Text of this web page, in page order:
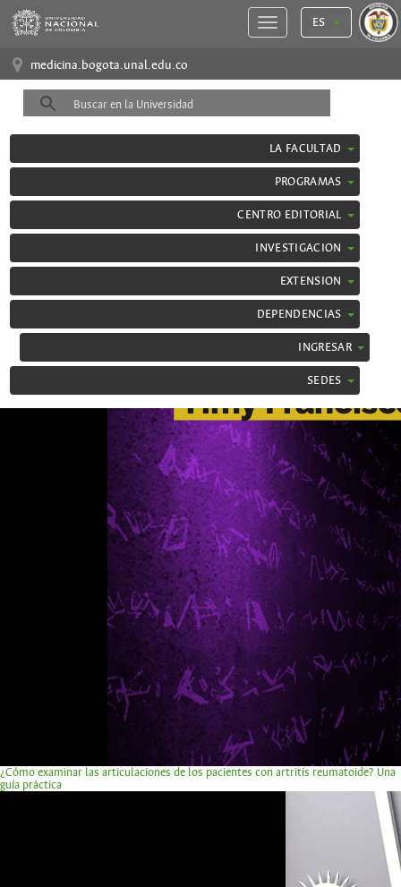
ES
medicina.bogota.unal.edu.co
LA FACULTAD
PROGRAMAS
CENTRO EDITORIAL
INVESTIGACION
EXTENSION
DEPENDENCIAS
INGRESAR
SEDES
¿Cómo examinar las articulaciones de los pacientes con artritis reumatoide? Una
guía práctica